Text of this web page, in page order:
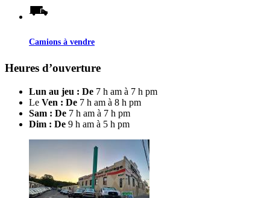
Camions à vendre
Heures d’ouverture
Lun au jeu : De 7 h am à 7 h pm
Le Ven : De 7 h am à 8 h pm
Sam : De 7 h am à 7 h pm
Dim : De 9 h am à 5 h pm